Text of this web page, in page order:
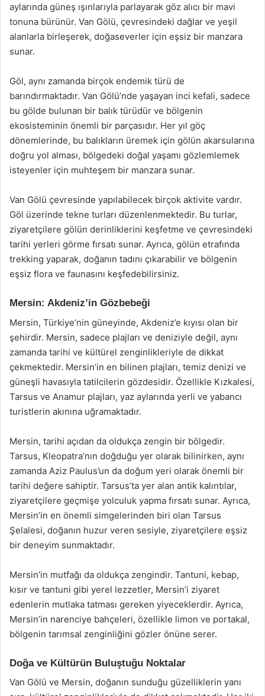
aylarında güneş ışınlarıyla parlayarak göz alıcı bir mavi
tonuna bürünür. Van Gölü, çevresindeki dağlar ve yeşil
alanlarla birleşerek, doğaseverler için eşsiz bir manzara
sunar.
Göl, aynı zamanda birçok endemik türü de
barındırmaktadır. Van Gölü’nde yaşayan inci kefali, sadece
bu gölde bulunan bir balık türüdür ve bölgenin
ekosisteminin önemli bir parçasıdır. Her yıl göç
dönemlerinde, bu balıkların üremek için gölün akarsularına
doğru yol alması, bölgedeki doğal yaşamı gözlemlemek
isteyenler için muhteşem bir manzara sunar.
Van Gölü çevresinde yapılabilecek birçok aktivite vardır.
Göl üzerinde tekne turları düzenlenmektedir. Bu turlar,
ziyaretçilere gölün derinliklerini keşfetme ve çevresindeki
tarihi yerleri görme fırsatı sunar. Ayrıca, gölün etrafında
trekking yaparak, doğanın tadını çıkarabilir ve bölgenin
eşsiz flora ve faunasını keşfedebilirsiniz.
Mersin: Akdeniz’in Gözbebeği
Mersin, Türkiye’nin güneyinde, Akdeniz’e kıyısı olan bir
şehirdir. Mersin, sadece plajları ve deniziyle değil, aynı
zamanda tarihi ve kültürel zenginlikleriyle de dikkat
çekmektedir. Mersin’in en bilinen plajları, temiz denizi ve
güneşli havasıyla tatilcilerin gözdesidir. Özellikle Kızkalesi,
Tarsus ve Anamur plajları, yaz aylarında yerli ve yabancı
turistlerin akınına uğramaktadır.
Mersin, tarihi açıdan da oldukça zengin bir bölgedir.
Tarsus, Kleopatra’nın doğduğu yer olarak bilinirken, aynı
zamanda Aziz Paulus’un da doğum yeri olarak önemli bir
tarihi değere sahiptir. Tarsus’ta yer alan antik kalıntılar,
ziyaretçilere geçmişe yolculuk yapma fırsatı sunar. Ayrıca,
Mersin’in en önemli simgelerinden biri olan Tarsus
Şelalesi, doğanın huzur veren sesiyle, ziyaretçilere eşsiz
bir deneyim sunmaktadır.
Mersin’in mutfağı da oldukça zengindir. Tantuni, kebap,
kısır ve tantuni gibi yerel lezzetler, Mersin’i ziyaret
edenlerin mutlaka tatması gereken yiyeceklerdir. Ayrıca,
Mersin’in narenciye bahçeleri, özellikle limon ve portakal,
bölgenin tarımsal zenginliğini gözler önüne serer.
Doğa ve Kültürün Buluştuğu Noktalar
Van Gölü ve Mersin, doğanın sunduğu güzelliklerin yanı